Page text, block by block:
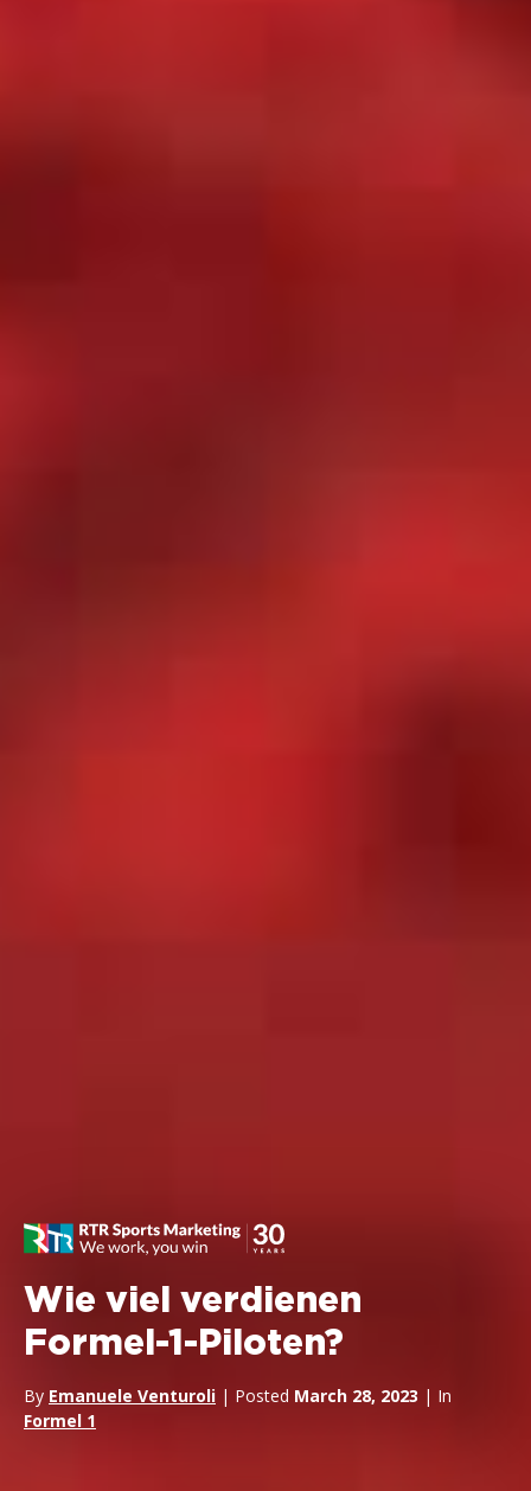
Wie viel verdienen
Formel-1-Piloten?
By Emanuele Venturoli | Posted March 28, 2023 | In
Formel 1